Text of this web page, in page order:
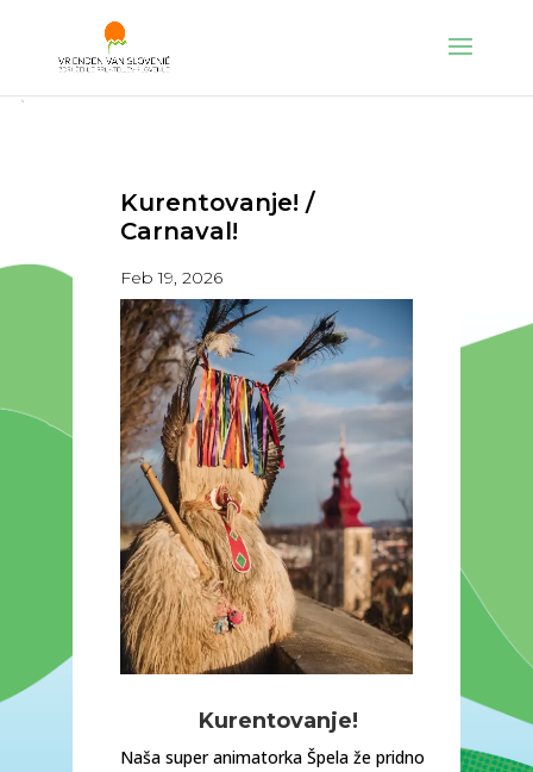
Kurentovanje! /
Carnaval!
Feb 19, 2026
Kurentovanje!
Naša super animatorka Špela že pridno